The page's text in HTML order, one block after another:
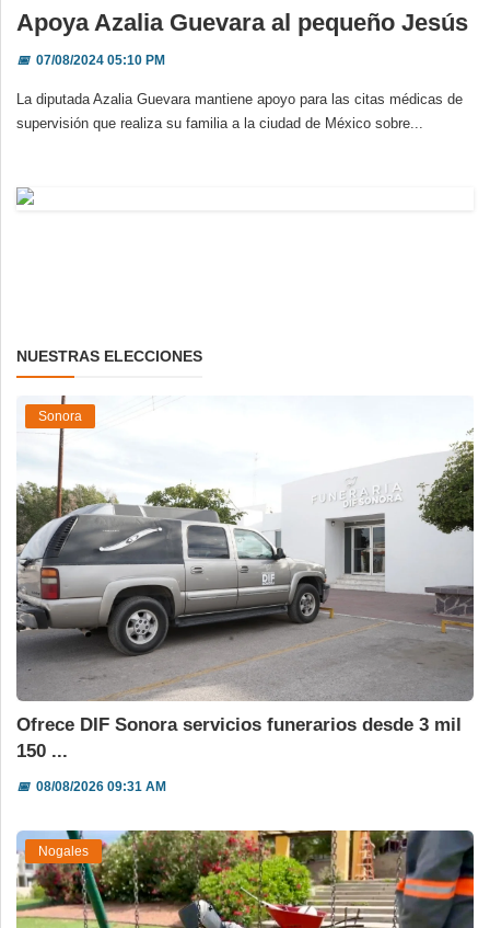
Apoya Azalia Guevara al pequeño Jesús
📅07/08/2024 05:10 PM
La diputada Azalia Guevara mantiene apoyo para las citas médicas de
supervisión que realiza su familia a la ciudad de México sobre...
NUESTRAS ELECCIONES
Sonora
Ofrece DIF Sonora servicios funerarios desde 3 mil
150 ...
📅08/08/2026 09:31 AM
Nogales